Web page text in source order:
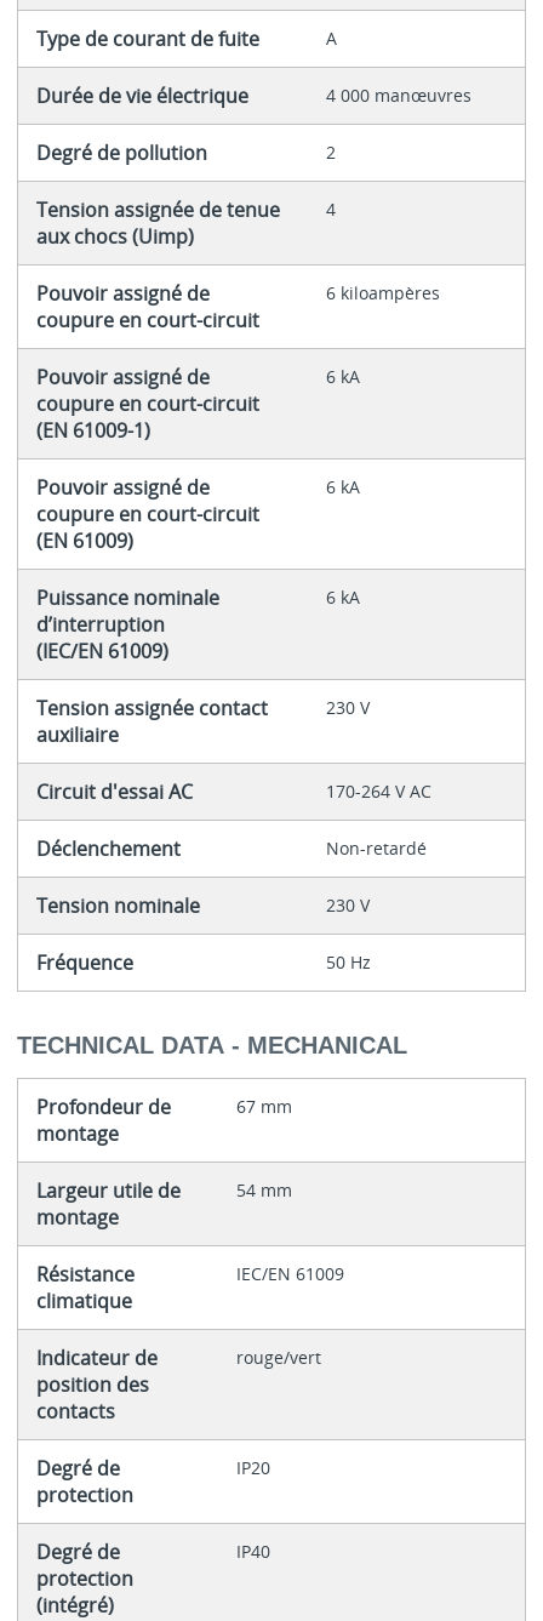
Type de courant de fuite A
Durée de vie électrique 4 000 manœuvres
Degré de pollution 2
Tension assignée de tenue
aux chocs (Uimp)
4
Pouvoir assigné de
coupure en court-circuit
6 kiloampères
Pouvoir assigné de
coupure en court-circuit
(EN 61009-1)
6 kA
Pouvoir assigné de
coupure en court-circuit
(EN 61009)
6 kA
Puissance nominale
d’interruption
(IEC/EN 61009)
6 kA
Tension assignée contact
auxiliaire
230 V
Circuit d'essai AC 170-264 V AC
Déclenchement Non-retardé
Tension nominale 230 V
Fréquence 50 Hz
TECHNICAL DATA - MECHANICAL
Profondeur de
montage
67 mm
Largeur utile de
montage
54 mm
Résistance
climatique
IEC/EN 61009
Indicateur de
position des
contacts
rouge/vert
Degré de
protection
IP20
Degré de
protection
(intégré)
IP40